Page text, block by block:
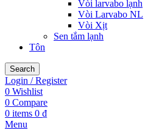
Vòi larvabo lạnh
Vòi Larvabo NL
Vòi Xịt
Sen tắm lạnh
Tôn
Search
Login / Register
0 Wishlist
0 Compare
0 items 0 ₫
Menu